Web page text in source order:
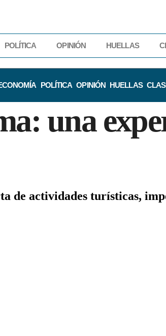
POLÍTICA OPINIÓN HUELLAS
POLÍTICA OPINIÓN HUELLAS
una
de actividades turísticas,